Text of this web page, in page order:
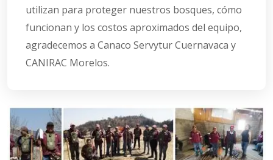
utilizan para proteger nuestros bosques, cómo
funcionan y los costos aproximados del equipo,
agradecemos a Canaco Servytur Cuernavaca y
CANIRAC Morelos.